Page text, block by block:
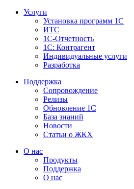
Услуги
Установка программ 1С
ИТС
1С-Отчетность
1С: Контрагент
Индивидуальные услуги
Разработка
Поддержка
Сопровождение
Релизы
Обновление 1С
База знаний
Новости
Статьи о ЖКХ
О нас
Продукты
Поддержка
О нас